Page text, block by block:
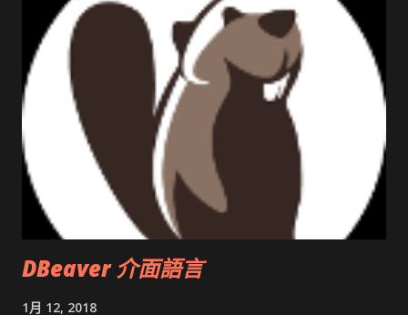
DBeaver 介面語言
1月 12, 2018